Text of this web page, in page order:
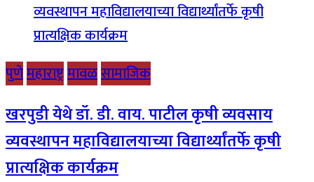
पुणेमहाराष्ट्रमावळसामाजिक
खरपुडी येथे डॉ. डी. वाय. पाटील कृषी व्यवसाय
व्यवस्थापन महाविद्यालयाच्या विद्यार्थ्यांतर्फे कृषी
प्रात्यक्षिक कार्यक्रम